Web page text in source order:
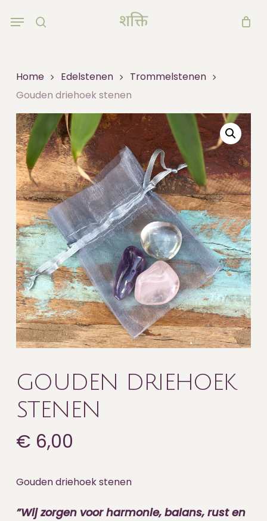
Menu
Home Edelstenen
Trommelstenen
Gouden driehoek stenen
GOUDEN DRIEHOEK
STENEN
€ 6,00
Gouden driehoek stenen
”Wij zorgen voor harmonie, balans, rust en